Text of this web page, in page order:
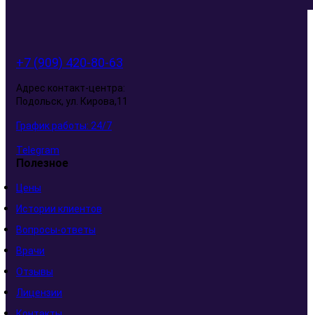
+7 (909) 420-80-63
Адрес контакт-центра:
Подольск, ул. Кирова,11
График работы: 24/7
Telegram
Полезное
Цены
Истории клиентов
Вопросы-ответы
Врачи
Отзывы
Лицензии